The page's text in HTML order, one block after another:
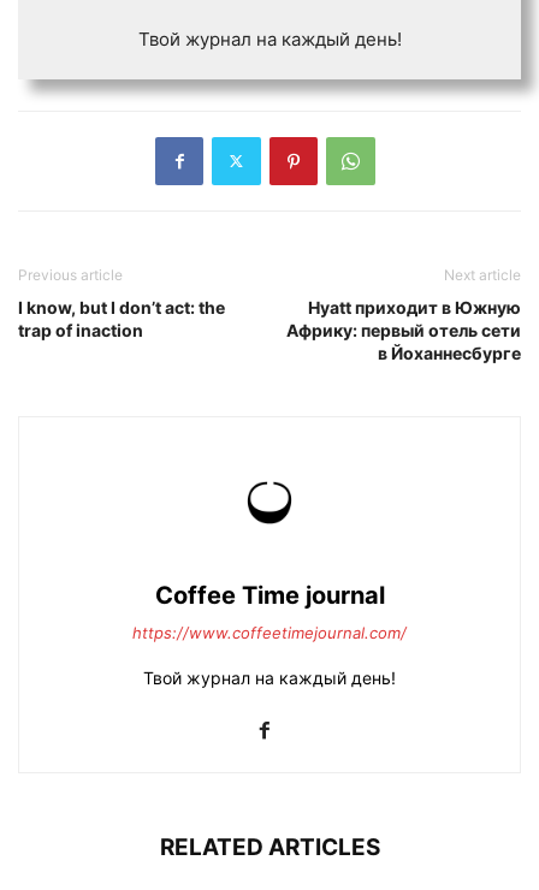
Твой журнал на каждый день!
Previous article
I know, but I don’t act: the
trap of inaction
Next article
Hyatt приходит в Южную
Африку: первый отель сети
в Йоханнесбурге
Coffee Time journal
https://www.coffeetimejournal.com/
Твой журнал на каждый день!
RELATED ARTICLES